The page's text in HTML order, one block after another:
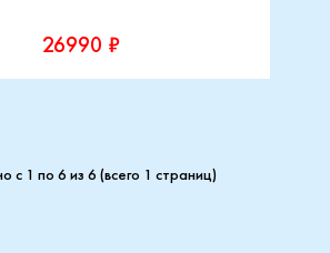
26990 ₽
с 1 по 6 из 6 (всего 1 страниц)